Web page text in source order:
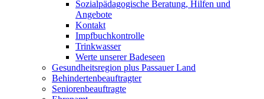
Sozialpädagogische Beratung, Hilfen und
Angebote
Kontakt
Impfbuchkontrolle
Trinkwasser
Werte unserer Badeseen
Gesundheitsregion plus Passauer Land
Behindertenbeauftragter
Seniorenbeauftragte